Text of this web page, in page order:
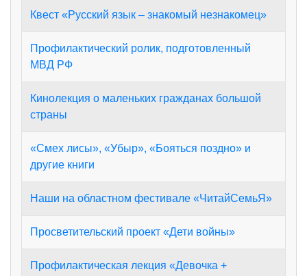
Квест «Русский язык – знакомый незнакомец»
Профилактический ролик, подготовленный
МВД РФ
Кинолекция о маленьких гражданах большой
страны
«Смех лисы», «Убыр», «Бояться поздно» и
другие книги
Наши на областном фестивале «ЧитайСемьЯ»
Просветительский проект «Дети войны»
Профилактическая лекция «Девочка +